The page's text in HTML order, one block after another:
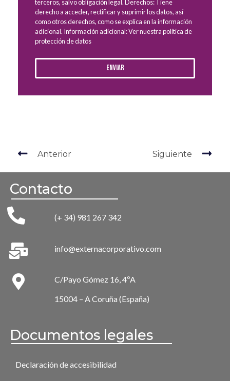
terceros, salvo obligación legal. Derechos: Tiene
derecho a acceder, rectificar y suprimir los datos, así
como otros derechos, como se explica en la información
adicional. Información adicional: Ver nuestra política de
protección de datos
Enviar
Anterior Siguiente
Contacto
(+ 34) 981 267 342
info@externacorporativo.com
C/Payo Gómez 16, 4ºA
15004 – A Coruña (España)
Documentos legales
Declaración de accesibilidad